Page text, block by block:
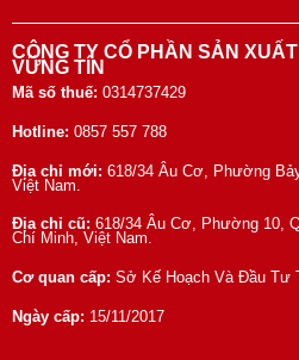
CÔNG TY CỔ PHẦN SẢN
VỮNG TÍN
Mã số thuế: 0314737429
Hotline: 0857 557 788
Địa chỉ mới: 618/34 Âu Cơ, Phường
Việt Nam.
Địa chỉ cũ: 618/34 Âu Cơ, Phường 10,
Chí Minh, Việt Nam.
Cơ quan cấp: Sở Kế Hoạch Và Đầu Tư
Ngày cấp: 15/11/2017